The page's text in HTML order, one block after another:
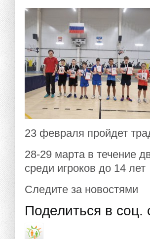
23 февраля пройдет
28-29 марта в течение
среди игроков до 14 лет
Следите за новостями
Поделиться в соц.